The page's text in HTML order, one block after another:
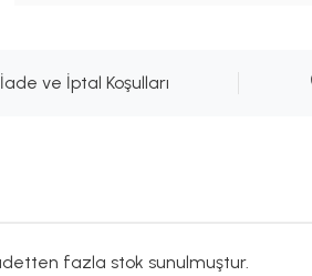
İade ve İptal Koşulları
fazla stok sunulmuştur.